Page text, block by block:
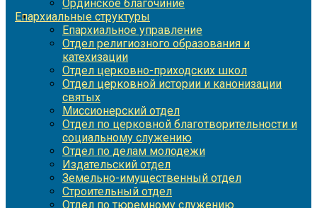
Ординское благочиние
Епархиальные структуры
Епархиальное управление
Отдел религиозного образования и
катехизации
Отдел церковно-приходских школ
Отдел церковной истории и канонизации
святых
Миссионерский отдел
Отдел по церковной благотворительности и
социальному служению
Отдел по делам молодежи
Издательский отдел
Земельно-имущественный отдел
Строительный отдел
Отдел по тюремному служению